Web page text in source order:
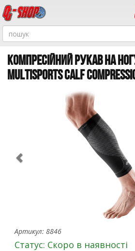
КОМПРЕСІЙНИЙ РУКАВ НА
MULTISPORTS CALF
Артикул: 8846
Статус: Скоро в наявності